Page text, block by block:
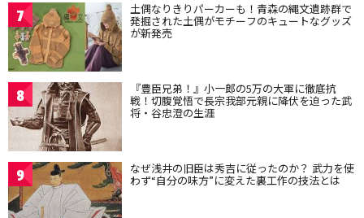
7 土偶なりきりパーカーも！青森の縄文遺跡群で
発掘された土偶がモチーフのキュートなグッズ
が新発売
8 『豊臣兄弟！』小一郎の5万の大軍に徹底抗
戦！切腹覚悟で長宗我部元親に降伏を迫った武
将・谷忠澄の生涯
9 なぜ浅井の旧臣は秀吉に従ったのか？ 武力を使
わず“自分の味方”に変えた裏工作の技法とは